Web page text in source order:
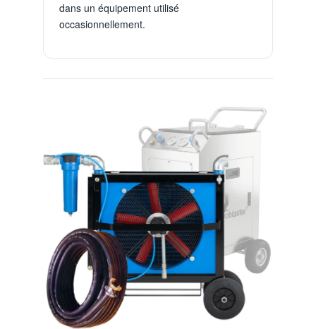
dans un équipement utilisé
occasionnellement.